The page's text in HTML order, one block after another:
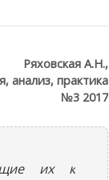
Ряховская А.Н.,
анализ, практика
№3 2017
их к